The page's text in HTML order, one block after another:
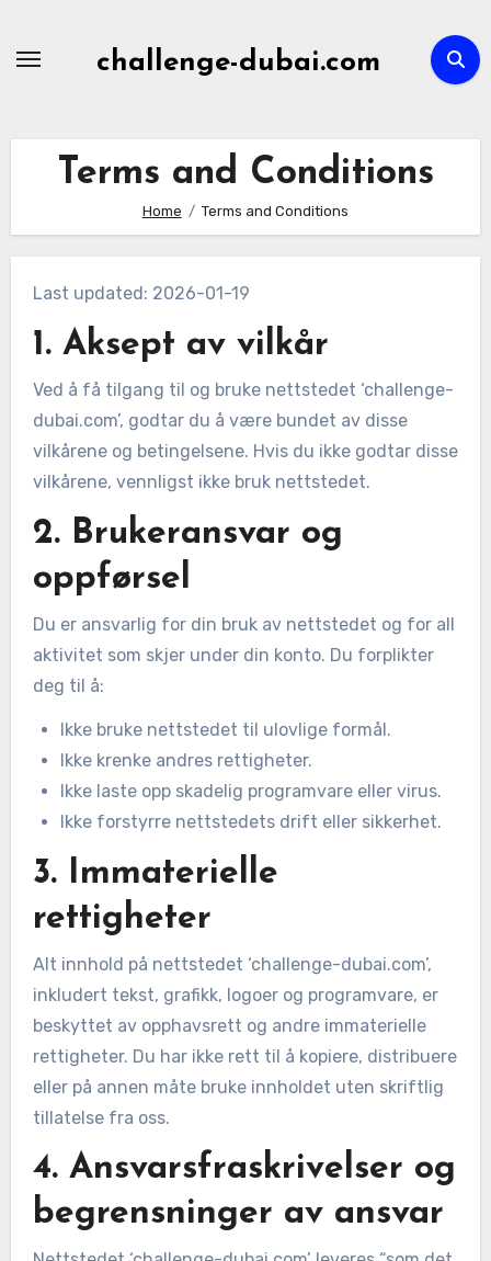
challenge-dubai.com
Terms and Conditions
Home Terms and Conditions
Last updated: 2026-01-19
1. Aksept av vilkår
Ved å få tilgang til og bruke nettstedet ‘challenge-
dubai.com’, godtar du å være bundet av disse
vilkårene og betingelsene. Hvis du ikke godtar disse
vilkårene, vennligst ikke bruk nettstedet.
2. Brukeransvar og
oppførsel
Du er ansvarlig for din bruk av nettstedet og for all
aktivitet som skjer under din konto. Du forplikter
deg til å:
Ikke bruke nettstedet til ulovlige formål.
Ikke krenke andres rettigheter.
Ikke laste opp skadelig programvare eller virus.
Ikke forstyrre nettstedets drift eller sikkerhet.
3. Immaterielle
rettigheter
Alt innhold på nettstedet ‘challenge-dubai.com’,
inkludert tekst, grafikk, logoer og programvare, er
beskyttet av opphavsrett og andre immaterielle
rettigheter. Du har ikke rett til å kopiere, distribuere
eller på annen måte bruke innholdet uten skriftlig
tillatelse fra oss.
4. Ansvarsfraskrivelser og
begrensninger av ansvar